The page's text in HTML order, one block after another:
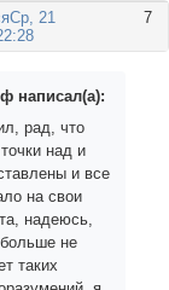
7
Ср, 21
написал(а):
рад, что
над и
и все
на свои
надеюсь,
не
таких